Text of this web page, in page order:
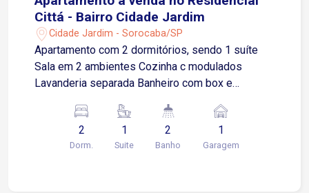
Cittá - Bairro Cidade Jardim
Cidade Jardim - Sorocaba/SP
Apartamento com 2 dormitórios, sendo 1 suíte
Sala em 2 ambientes Cozinha c modulados
Lavanderia separada Banheiro com box e
1 vaga coberta
2
Dorm.
1
Suite
2
Banho
1
Garagem